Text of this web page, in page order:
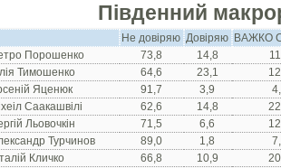
Південний
Не довіряю Довіряю ВАЖКО
Порошенко
73,8 14,8
Тимошенко
64,6 23,1
Яценюк
91,7 3,9
Саакашвілі
62,6 14,8
Льовочкін
71,5 6,6
Турчинов
89,0 1,8
Кличко
66,8 10,9